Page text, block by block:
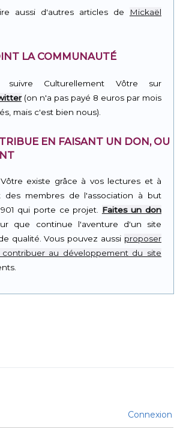
aussi d'autres articles de
Mickaël
LA COMMUNAUTÉ
suivre Culturellement Vôtre sur
(on n'a pas payé 8 euros par mois
mais c'est bien nous).
EN FAISANT UN DON, OU
existe grâce à vos lectures et à
des membres de l'association à but
qui porte ce projet. Faites un don
que continue l'aventure d'un site
qualité. Vous pouvez aussi proposer
au développement du site
Connexion